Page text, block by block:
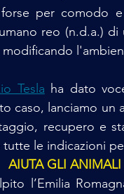
per comodo
reo (n.d.a.)
modificando
Tesla ha dato
caso, lanciamo un
recupero e
le indicazioni
AIUTA GLI
l’Emilia